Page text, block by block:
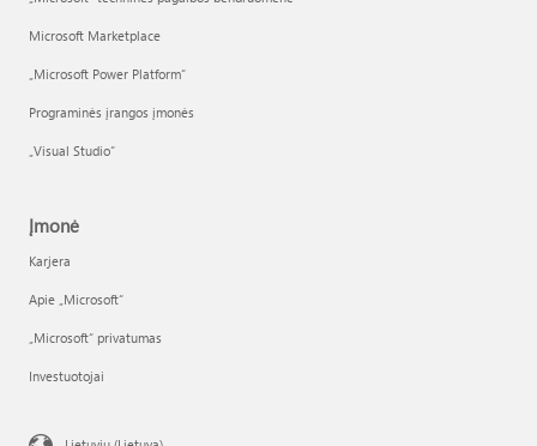
Microsoft Marketplace
„Microsoft Power Platform“
Programinės įrangos įmonės
„Visual Studio“
Įmonė
Karjera
Apie „Microsoft“
„Microsoft“ privatumas
Investuotojai